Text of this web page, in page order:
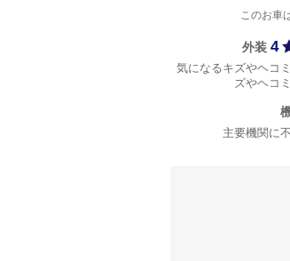
このお車
外装 4
気になるキズやヘコ
ズやヘコ
主要機関に